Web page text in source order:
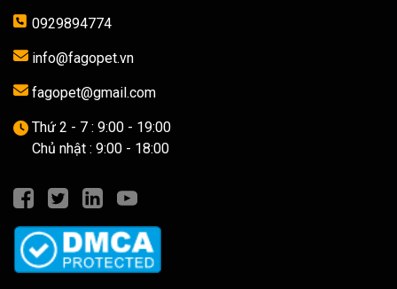
0929894774
info@fagopet.vn
fagopet@gmail.com
Thứ 2 - 7 : 9:00 - 19:00
Chủ nhật : 9:00 - 18:00